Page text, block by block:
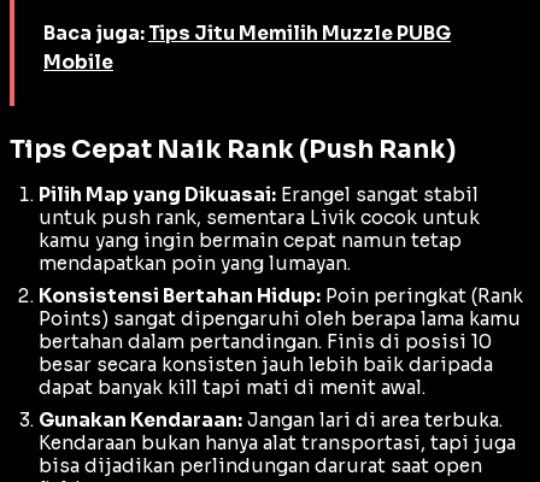
Baca juga: Tips Jitu Memilih Muzzle PUBG
Mobile
Tips Cepat Naik Rank (Push Rank)
Pilih Map yang Dikuasai: Erangel sangat stabil
untuk push rank, sementara Livik cocok untuk
kamu yang ingin bermain cepat namun tetap
mendapatkan poin yang lumayan.
Konsistensi Bertahan Hidup: Poin peringkat (Rank
Points) sangat dipengaruhi oleh berapa lama kamu
bertahan dalam pertandingan. Finis di posisi 10
besar secara konsisten jauh lebih baik daripada
dapat banyak kill tapi mati di menit awal.
Gunakan Kendaraan: Jangan lari di area terbuka.
Kendaraan bukan hanya alat transportasi, tapi juga
bisa dijadikan perlindungan darurat saat open